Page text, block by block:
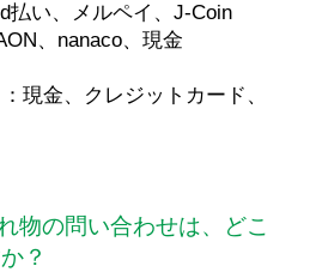
払い、メルペイ、J-Coin
、nanaco、現金
現金、クレジットカード、
物の問い合わせは、どこ
？